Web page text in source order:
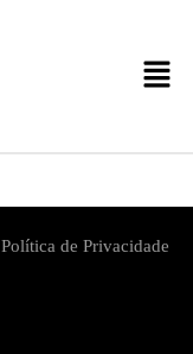
Política de Privacidade